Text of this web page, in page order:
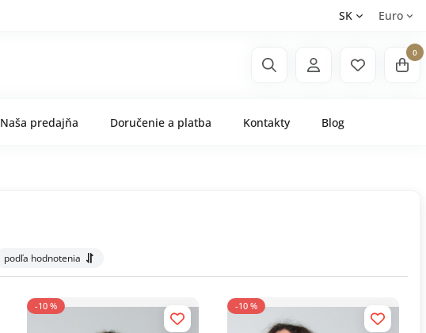
SK Euro
0
Naša predajňa Doručenie a platba Kontakty Blog
podľa hodnotenia
-10 % -10 %